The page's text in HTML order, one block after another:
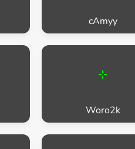
cAmyy
Woro2k